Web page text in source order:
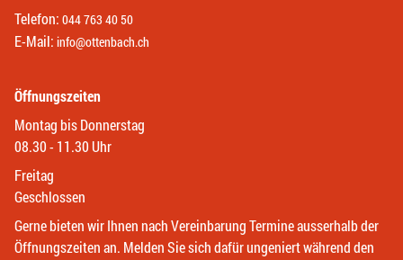
Telefon: 044 763 40 50
E-Mail: info@ottenbach.ch
Öffnungszeiten
Montag bis Donnerstag
08.30 - 11.30 Uhr
Freitag
Geschlossen
Gerne bieten wir Ihnen nach Vereinbarung Termine ausserhalb der
Öffnungszeiten an. Melden Sie sich dafür ungeniert während den